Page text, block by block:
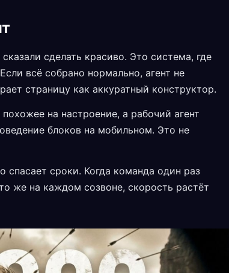
сделать красиво. Это система, где
всё собрано нормально, агент не
страницу как аккуратный конструктор.
на настроение, а рабочий агент
блоков на мобильном. Это не
сроки. Когда команда один раз
же на каждом созвоне, скорость растёт